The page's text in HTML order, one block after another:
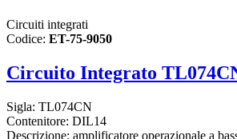
Circuiti integrati
Codice: ET-75-9050
Circuito Integrato
Sigla: TL074CN
Contenitore: DIL14
Descrizione: amplificatore operazionale a